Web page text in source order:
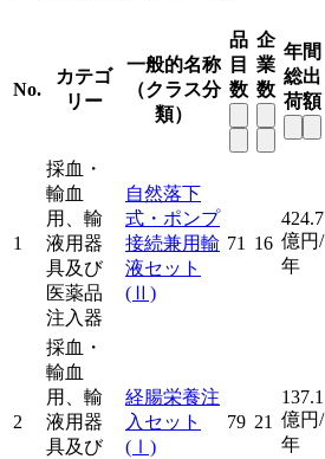
No.
カテゴ
リー
一般的名称
（クラス分
類）
品
目
数
企
業
数
年間
総出
荷額
1
採血・
輸血
用、輸
液用器
具及び
医薬品
注入器
自然落下
式・ポンプ
接続兼用輸
液セット
(Ⅱ)
71 16
424.7
億円/
年
2
採血・
輸血
用、輸
液用器
具及び
経腸栄養注
入セット
(Ⅰ)
79 21
137.1
億円/
年